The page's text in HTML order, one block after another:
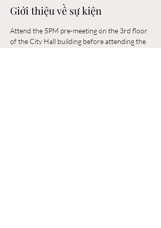
Giới thiệu về sự kiện
Attend the 5PM pre-meeting on the 3rd floor
of the City Hall building before attending the